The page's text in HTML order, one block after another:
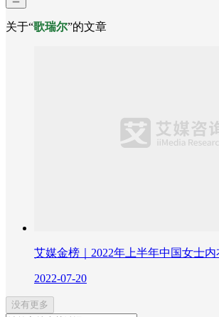
关于“歌瑞尔”的文章
艾媒金榜｜2022年上半年中国女士
2022-07-20
没有更多